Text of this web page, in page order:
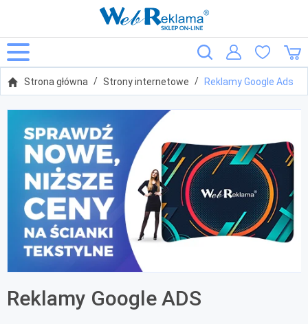
Strona główna Strony internetowe Reklamy Google Ads
Reklamy Google ADS